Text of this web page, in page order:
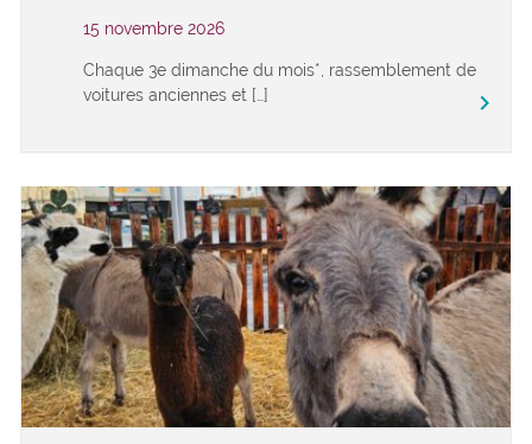
15 novembre 2026
Chaque 3e dimanche du mois*, rassemblement de
voitures anciennes et […]
keyboard_arrow_right